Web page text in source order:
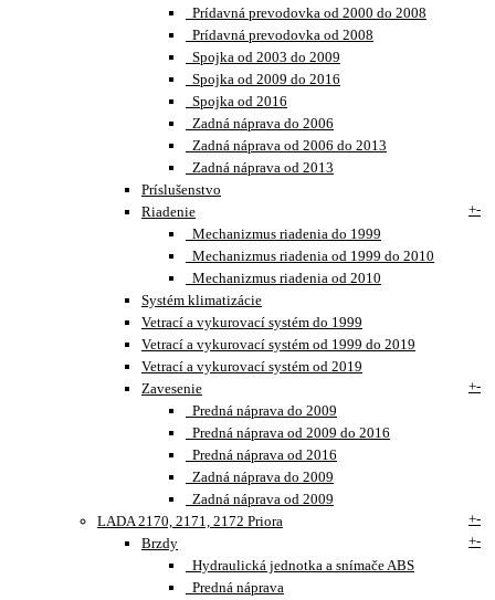
Prídavná prevodovka od 2000 do 2008
Prídavná prevodovka od 2008
Spojka od 2003 do 2009
Spojka od 2009 do 2016
Spojka od 2016
Zadná náprava do 2006
Zadná náprava od 2006 do 2013
Zadná náprava od 2013
Príslušenstvo
Riadenie
+-
Mechanizmus riadenia do 1999
Mechanizmus riadenia od 1999 do 2010
Mechanizmus riadenia od 2010
Systém klimatizácie
Vetrací a vykurovací systém do 1999
Vetrací a vykurovací systém od 1999 do 2019
Vetrací a vykurovací systém od 2019
Zavesenie
+-
Predná náprava do 2009
Predná náprava od 2009 do 2016
Predná náprava od 2016
Zadná náprava do 2009
Zadná náprava od 2009
LADA 2170, 2171, 2172 Priora
+-
Brzdy
+-
Hydraulická jednotka a snímače ABS
Predná náprava